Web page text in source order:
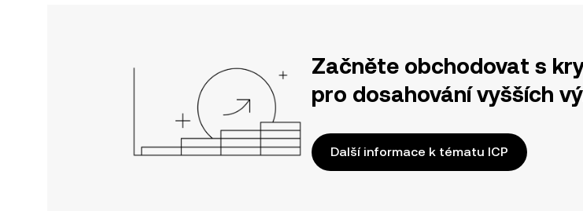
Začněte obchodovat s
pro dosahování vyšších
Další informace k tématu ICP